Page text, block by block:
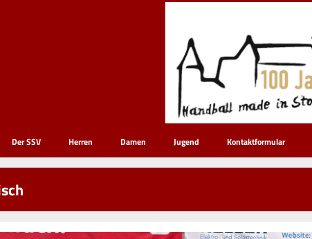
Der SSV Herren Damen Jugend Kontaktformular